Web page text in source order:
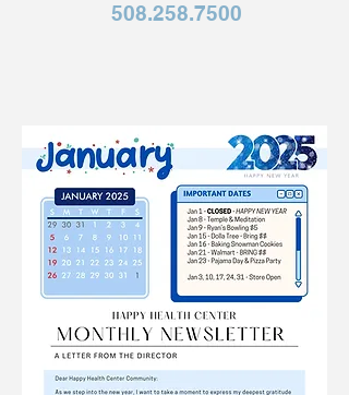
508.258.7500